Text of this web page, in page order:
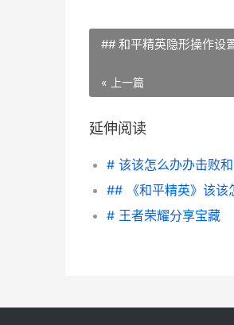
## 和平精英隐形操作设
« 上一篇
延伸阅读
# 该该怎么办办击败
## 《和平精英》该该
# 王者荣耀分享宝藏